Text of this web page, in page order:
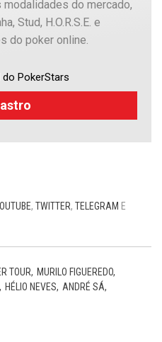
do mercado,
Stud, H.O.R.S.E. e
do poker online.
PokerStars
, TWITTER, TELEGRAM E
TOUR
MURILO FIGUEREDO
HÉLIO NEVES
ANDRÉ SÁ